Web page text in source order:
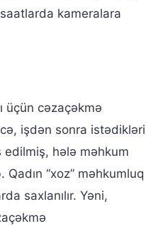
kameralara
üçün cəzaçəkmə
işdən sonra istədikləri
hələ məhkum
“xoz” məhkumluq
saxlanılır. Yəni,